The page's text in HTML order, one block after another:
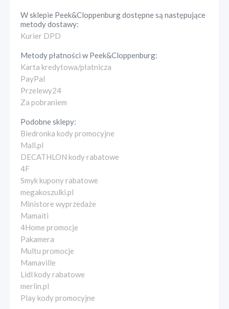
W sklepie Peek&Cloppenburgdostępne są następujące
metody dostawy:
Kurier DPD
Metody płatności wPeek&Cloppenburg:
Karta kredytowa/płatnicza
PayPal
Przelewy24
Za pobraniem
Podobne sklepy:
Biedronka kody promocyjne
Mall.pl
DECATHLON kody rabatowe
4F
Smyk kupony rabatowe
megakoszulki.pl
Ministore wyprzedaże
Mamaiti
4Home promocje
Pakamera
Multu promocje
Mamaville
Lidl kody rabatowe
merlin.pl
Play kody promocyjne